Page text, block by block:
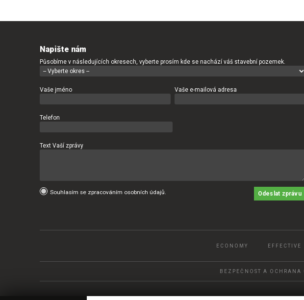
Napište nám
Působíme v následujících okresech, vyberte prosím kde se nachází váš stavební pozemek.
Vaše jméno Vaše e-mailová adresa
Telefon
Text Vaší zprávy
Souhlasím se zpracováním osobních údajů. Odeslat zprávu
ECONOMY EFFECTIVE
BEZPEČNOST A